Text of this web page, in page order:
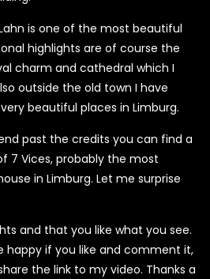
is one of the most beautiful
highlights are of course the
charm and cathedral which I
outside the old town I have
beautiful places in Limburg.
past the credits you can find a
7 Vices, probably the most
in Limburg. Let me surprise
and that you like what you see.
happy if you like and comment it,
the link to my video. Thanks a